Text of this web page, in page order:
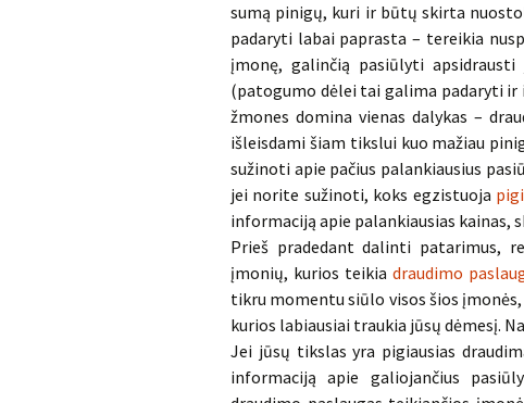
sumą pinigų, kuri ir būtų skirta
padaryti labai paprasta – tereikia
įmonę, galinčią pasiūlyti
(patogumo dėlei tai galima padaryti ir
žmones domina vienas dalykas –
išleisdami šiam tikslui kuo mažiau
sužinoti apie pačius palankiausius
jei norite sužinoti, koks egzistuoja
informaciją apie palankiausias kainas,
Prieš pradedant dalinti patarimus,
įmonių, kurios teikia draudimo
tikru momentu siūlo visos šios
kurios labiausiai traukia jūsų dėmesį.
Jei jūsų tikslas yra pigiausias
informaciją apie galiojančius